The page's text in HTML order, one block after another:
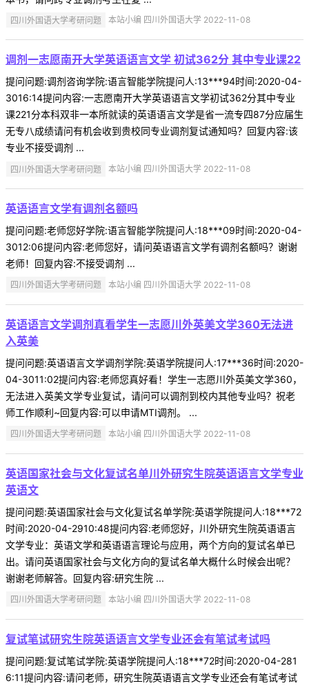
四川外国语大学考研问题 本站小编 四川外国语大学 2022-11-08
调剂一志愿南开大学英语语言文学 初试362分 其中专业课22
提问问题:调剂咨询学院:语言智能学院提问人:13***94时间:2020-04-
3016:14提问内容:一志愿南开大学英语语言文学初试362分其中专业
课221分本科双非一本所就读的英语语言文学是省一流专四87分应届生
无专八成绩请问有机会收到贵校同专业调剂复试通知吗？回复内容:该
专业不接受调剂 ...
四川外国语大学考研问题 本站小编 四川外国语大学 2022-11-08
英语语言文学有调剂名额吗
提问问题:老师您好学院:语言智能学院提问人:18***09时间:2020-04-
3012:06提问内容:老师您好，请问英语语言文学有调剂名额吗？谢谢
老师！回复内容:不接受调剂 ...
四川外国语大学考研问题 本站小编 四川外国语大学 2022-11-08
英语语言文学调剂真看学生一志愿川外英美文学360无法进
入英美
提问问题:英语语言文学调剂学院:英语学院提问人:17***36时间:2020-
04-3011:02提问内容:老师您真好看！学生一志愿川外英美文学360，
无法进入英美文学专业复试，请问可以调剂到校内其他专业吗？祝老
师工作顺利~回复内容:可以申请MTI调剂。 ...
四川外国语大学考研问题 本站小编 四川外国语大学 2022-11-08
英语国家社会与文化复试名单川外研究生院英语语言文学专业
英语文
提问问题:英语国家社会与文化复试名单学院:英语学院提问人:18***72
时间:2020-04-2910:48提问内容:老师您好，川外研究生院英语语言
文学专业：英语文学和英语语言理论与应用，两个方向的复试名单已
出。请问英语国家社会与文化方向的复试名单大概什么时候会出呢？
谢谢老师解答。回复内容:研究生院 ...
四川外国语大学考研问题 本站小编 四川外国语大学 2022-11-08
复试笔试研究生院英语语言文学专业还会有笔试考试吗
提问问题:复试笔试学院:英语学院提问人:18***72时间:2020-04-281
6:11提问内容:请问老师，研究生院英语语言文学专业还会有笔试考试